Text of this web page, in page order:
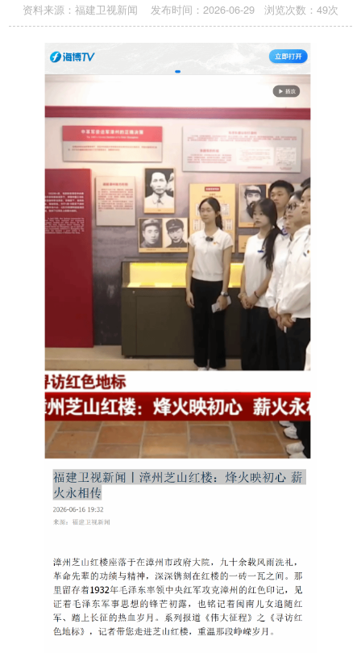
资料来源：福建卫视新闻 发布时间：2026-06-29 浏览次数： 49次